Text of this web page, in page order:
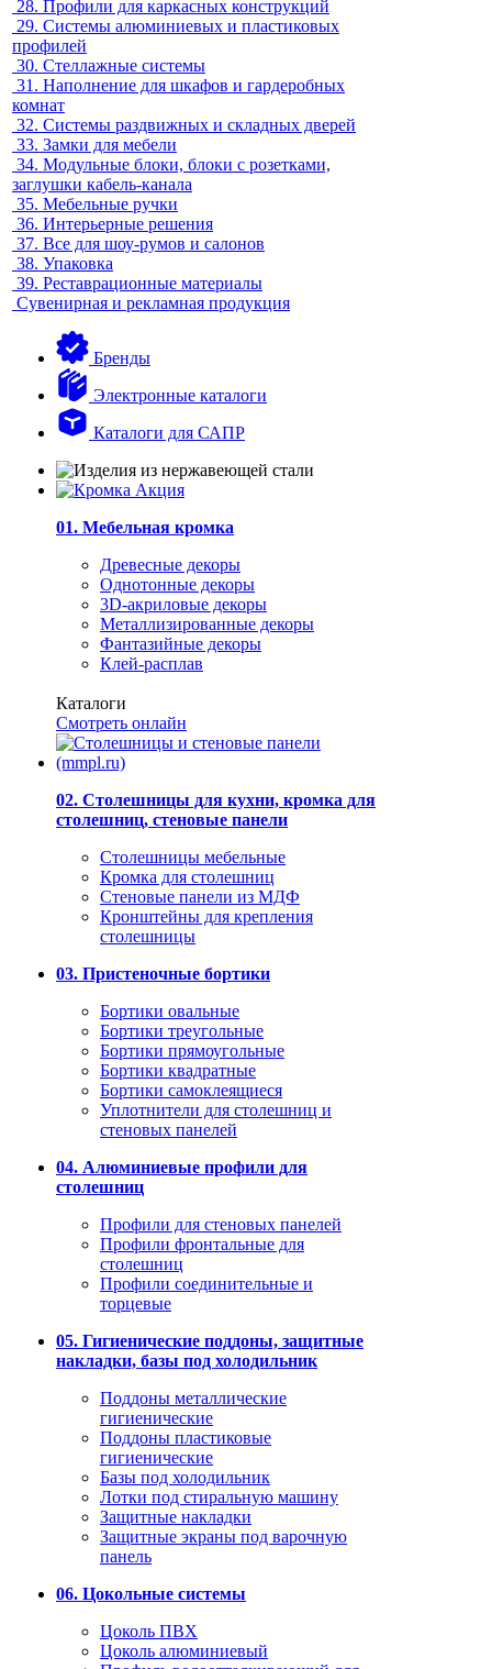
28. Профили для каркасных конструкций
29. Системы алюминиевых и пластиковых
профилей
30. Стеллажные системы
31. Наполнение для шкафов и гардеробных
комнат
32. Системы раздвижных и складных дверей
33. Замки для мебели
34. Модульные блоки, блоки с розетками,
заглушки кабель-канала
35. Мебельные ручки
36. Интерьерные решения
37. Все для шоу-румов и салонов
38. Упаковка
39. Реставрационные материалы
Сувенирная и рекламная продукция
Бренды
Электронные каталоги
Каталоги для САПР
01. Мебельная кромка
Древесные декоры
Однотонные декоры
3D-акриловые декоры
Металлизированные декоры
Фантазийные декоры
Клей-расплав
Каталоги
Смотреть онлайн
02. Столешницы для кухни, кромка для
столешниц, стеновые панели
Столешницы мебельные
Кромка для столешниц
Стеновые панели из МДФ
Кронштейны для крепления
столешницы
03. Пристеночные бортики
Бортики овальные
Бортики треугольные
Бортики прямоугольные
Бортики квадратные
Бортики самоклеящиеся
Уплотнители для столешниц и
стеновых панелей
04. Алюминиевые профили для
столешниц
Профили для стеновых панелей
Профили фронтальные для
столешниц
Профили соединительные и
торцевые
05. Гигиенические поддоны, защитные
накладки, базы под холодильник
Поддоны металлические
гигиенические
Поддоны пластиковые
гигиенические
Базы под холодильник
Лотки под стиральную машину
Защитные накладки
Защитные экраны под варочную
панель
06. Цокольные системы
Цоколь ПВХ
Цоколь алюминиевый